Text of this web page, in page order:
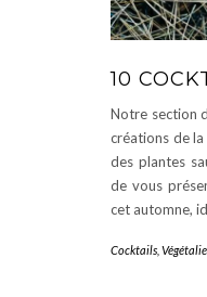
10
Notre section
créations de
des plantes
de vous
cet automne,
Cocktails